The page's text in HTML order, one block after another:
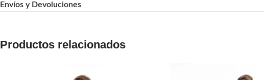
Envíos y Devoluciones
Productos relacionados